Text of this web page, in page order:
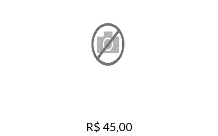
R$ 45,00